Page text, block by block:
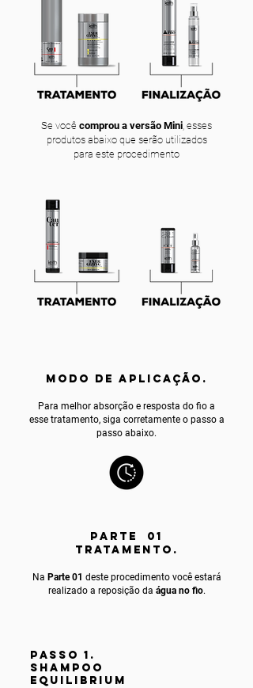
Se você comprou a versão Mini , esses
produtos abaixo que serão utilizados
para este procedimento
MODO DE APLICAÇÃO.
Para melhor absorção e resposta do fio a
esse tratamento, siga corretamente o passo a
passo abaixo.
PARTE 01
TRATAMENTO.
Na Parte 01 deste procedimento você estará
realizado a reposição da água no fio.
PASSO 1.
SHAMPOO
EQUILIBRIUM